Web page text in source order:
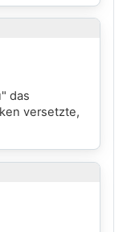
das
versetzte,